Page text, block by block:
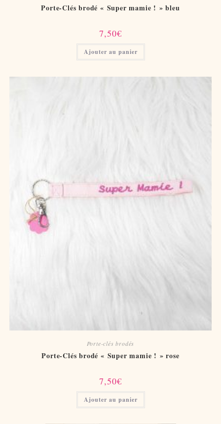
Porte-Clés brodé « Super mamie ! » bleu
7,50€
Ajouter au panier
Porte-clés brodés
Porte-Clés brodé « Super mamie ! » rose
7,50€
Ajouter au panier